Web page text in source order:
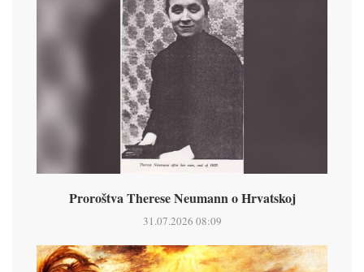
Proroštva Therese Neumann o Hrvatskoj
31.07.2026 08:09